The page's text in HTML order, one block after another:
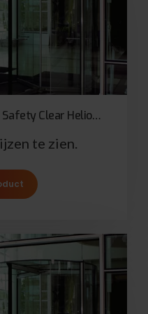
LLumar SHE CL ER PS 4 – Safety Clear Helios 100µ
te zien.